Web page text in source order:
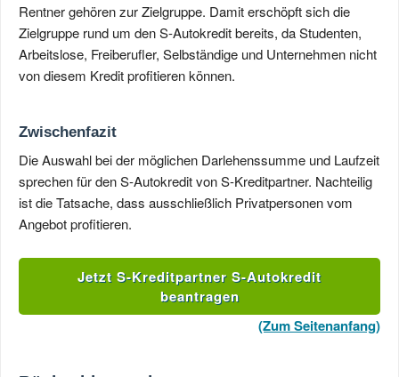
Rentner gehören zur Zielgruppe. Damit erschöpft sich die
Zielgruppe rund um den S-Autokredit bereits, da Studenten,
Arbeitslose, Freiberufler, Selbständige und Unternehmen nicht
von diesem Kredit profitieren können.
Zwischenfazit
Die Auswahl bei der möglichen Darlehenssumme und Laufzeit
sprechen für den S-Autokredit von S-Kreditpartner. Nachteilig
ist die Tatsache, dass ausschließlich Privatpersonen vom
Angebot profitieren.
Jetzt S-Kreditpartner S-Autokredit
beantragen
(Zum Seitenanfang)